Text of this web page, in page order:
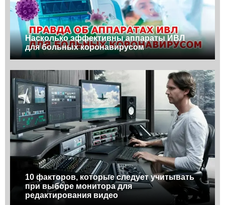
Насколько эффективны аппараты ИВЛ
для больных коронавирусом
10 факторов, которые следует учитывать
при выборе монитора для
редактирования видео